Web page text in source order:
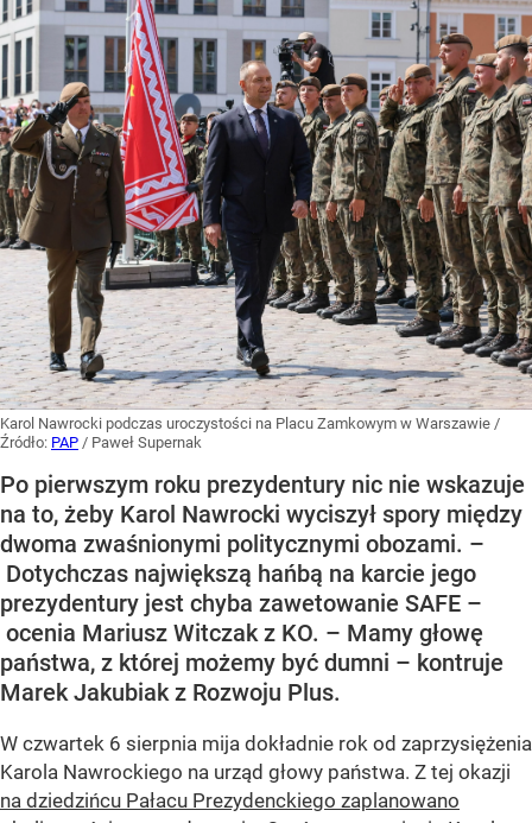
Karol Nawrocki podczas uroczystości na Placu Zamkowym w Warszawie /
Źródło: PAP / Paweł Supernak
Po pierwszym roku prezydentury nic nie wskazuje
na to, żeby Karol Nawrocki wyciszył spory między
dwoma zwaśnionymi politycznymi obozami. –
Dotychczas największą hańbą na karcie jego
prezydentury jest chyba zawetowanie SAFE –
ocenia Mariusz Witczak z KO. – Mamy głowę
państwa, z której możemy być dumni – kontruje
Marek Jakubiak z Rozwoju Plus.
W czwartek 6 sierpnia mija dokładnie rok od zaprzysiężenia
Karola Nawrockiego na urząd głowy państwa. Z tej okazji
na dziedzińcu Pałacu Prezydenckiego zaplanowano